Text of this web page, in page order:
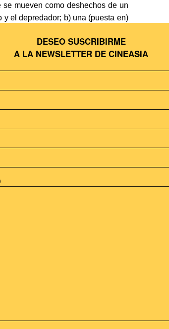
mueven como deshechos de un
el depredador; b) una (puesta en)
de motel desolado, o en ambos
la divergencia de destinos, la
las formas que se han descrito y
trayectorias y los reencuentros
Revista: Nosferatu «Nuevo cine
DESEO SUSCRIBIRME
A LA NEWSLETTER DE CINEASIA